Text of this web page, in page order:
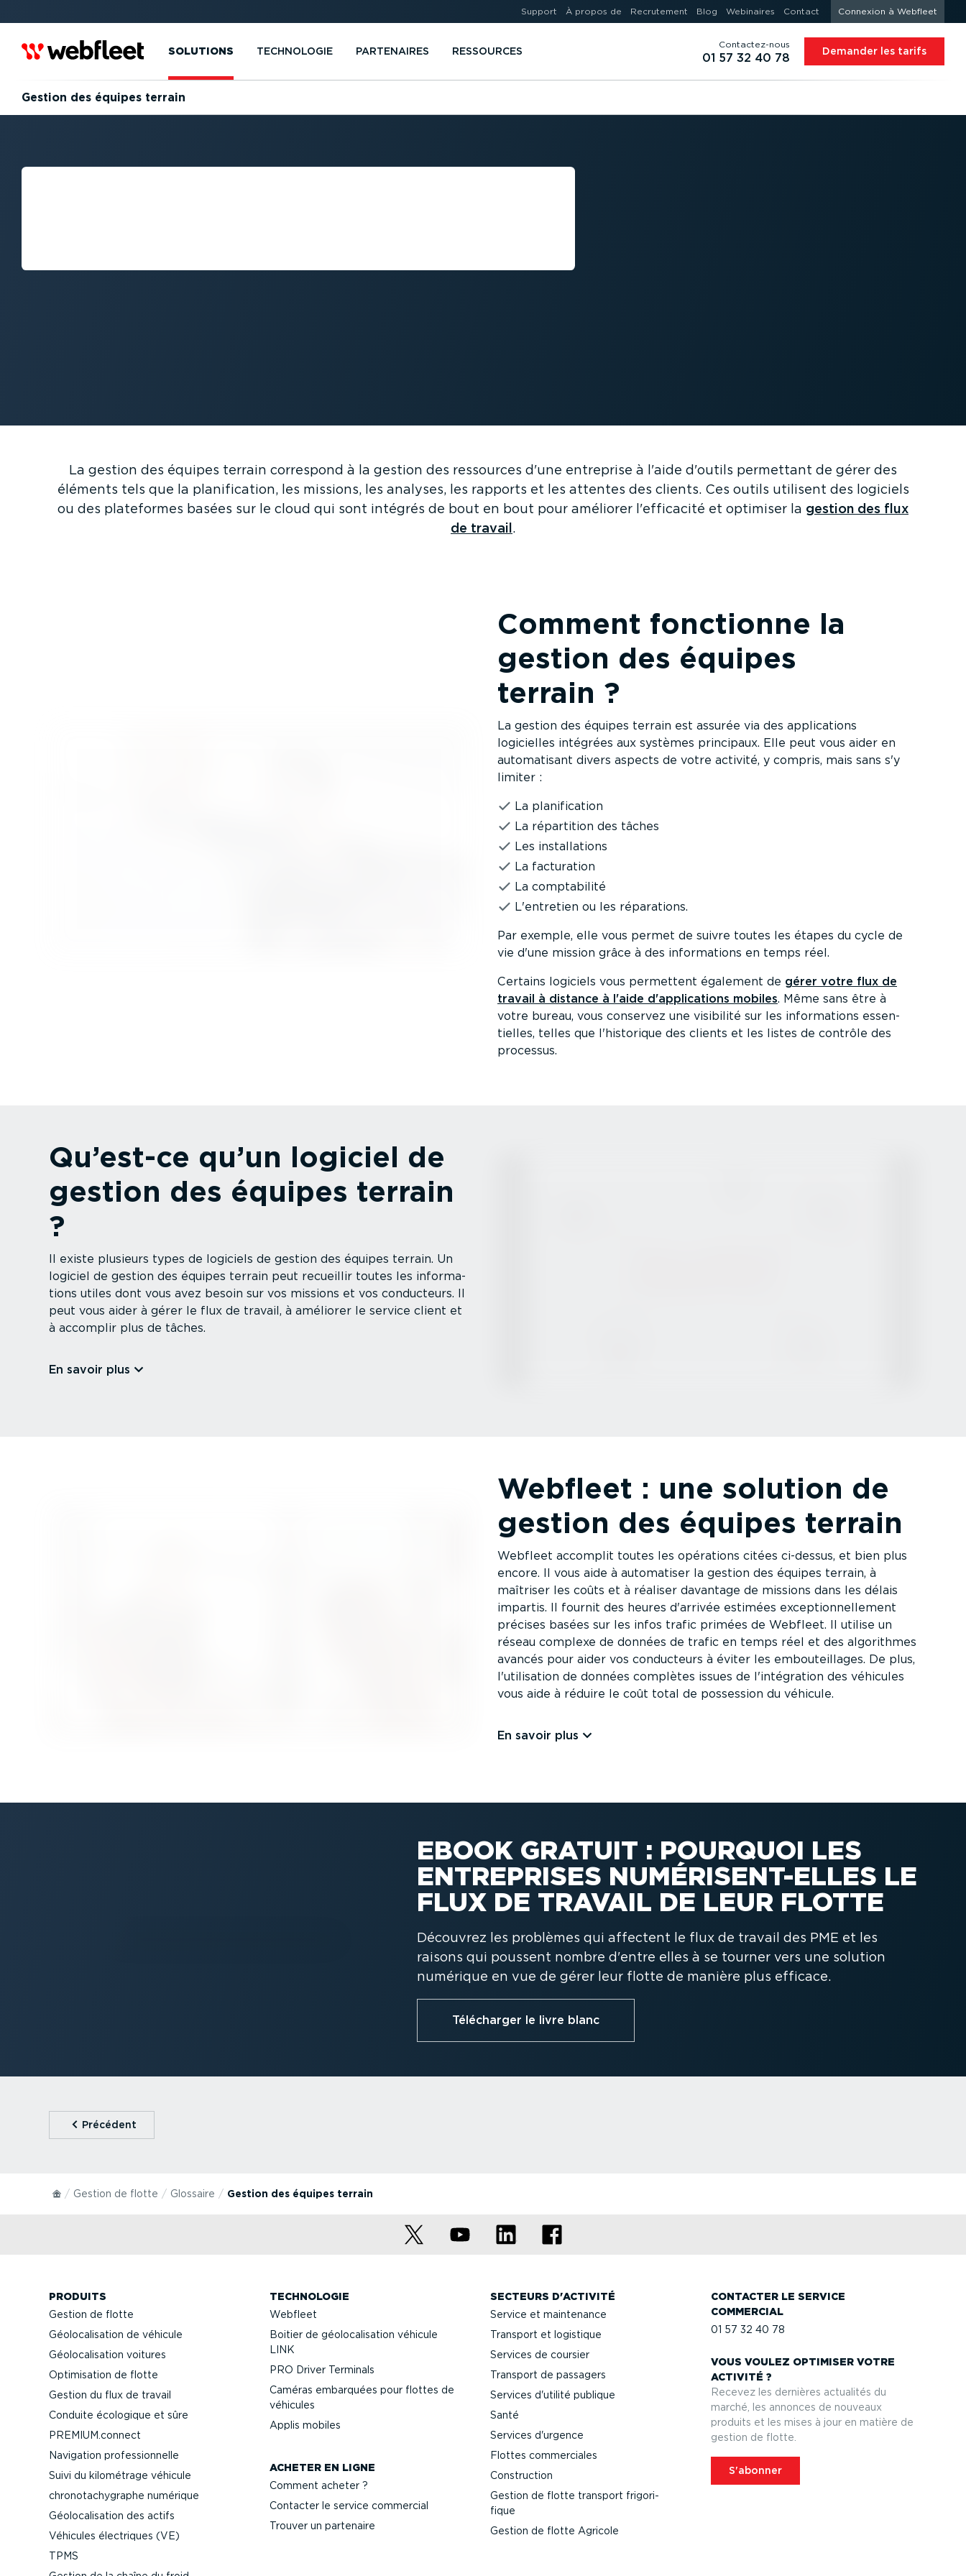
Support À propos de Recrutement Blog Webinaires Contact Connexion à Webfleet
SOLUTIONS TECHNOLOGIE PARTENAIRES RESSOURCES
Contac­tez-nous
01 57 32 40 78 Demander les tarifs
Gestion des équipes terrain
EN QUOI CONSISTE LA
La gestion des équipes terrain correspond à la gestion des ressources d'une entreprise à l'aide d'outils permettant de gérer des
éléments tels que la plani­fi­cation, les missions, les analyses, les rapports et les attentes des clients. Ces outils utilisent des logiciels
ou des plateformes basées sur le cloud qui sont intégrés de bout en bout pour améliorer l'efficacité et optimiser la gestion des flux
de travail .
Comment fonctionne la
gestion des équipes
terrain ?
La gestion des équipes terrain est assurée via des appli­ca­tions
logicielles intégrées aux systèmes principaux. Elle peut vous aider en
automa­tisant divers aspects de votre activité, y compris, mais sans s'y
limiter :
La plani­fi­cation
La répartition des tâches
Les instal­la­tions
La facturation
La compta­bilité
L'entretien ou les réparations.
Par exemple, elle vous permet de suivre toutes les étapes du cycle de
vie d'une mission grâce à des infor­ma­tions en temps réel.
Certains logiciels vous permettent également de gérer votre flux de
travail à distance à l'aide d'appli­ca­tions mobiles. Même sans être à
votre bureau, vous conservez une visibilité sur les infor­ma­tions essen­
tielles, telles que l'historique des clients et les listes de contrôle des
processus.
Qu’est-ce qu’un logiciel de
gestion des équipes terrain
?
Il existe plusieurs types de logiciels de gestion des équipes terrain. Un
logiciel de gestion des équipes terrain peut recueillir toutes les infor­ma­
tions utiles dont vous avez besoin sur vos missions et vos conducteurs. Il
peut vous aider à gérer le flux de travail, à améliorer le service client et
à accomplir plus de tâches.
En savoir plus
Webfleet : une solution de
gestion des équipes terrain
Webfleet accomplit toutes les opérations citées ci-dessus, et bien plus
encore. Il vous aide à automatiser la gestion des équipes terrain, à
maîtriser les coûts et à réaliser davantage de missions dans les délais
impartis. Il fournit des heures d'arrivée estimées excep­tion­nel­lement
précises basées sur les infos trafic primées de Webfleet. Il utilise un
réseau complexe de données de trafic en temps réel et des algorithmes
avancés pour aider vos conducteurs à éviter les embou­teillages. De plus,
l'utilisation de données complètes issues de l'intégration des véhicules
vous aide à réduire le coût total de possession du véhicule.
En savoir plus
EBOOK GRATUIT : POURQUOI LES
ENTREPRISES NUMÉRI­SENT-ELLES LE
FLUX DE TRAVAIL DE LEUR FLOTTE
Découvrez les problèmes qui affectent le flux de travail des PME et les
raisons qui poussent nombre d'entre elles à se tourner vers une solution
numérique en vue de gérer leur flotte de manière plus efficace.
Télécharger le livre blanc
⁠Précédent
Gestion de flotte Glossaire Gestion des équipes terrain
PRODUITS
Gestion de flotte
Géolo­ca­li­sation de véhicule
Géolo­ca­li­sation voitures
Optimi­sation de flotte
Gestion du flux de travail
Conduite écologique et sûre
PREMIUM.connect
Navigation profes­sion­nelle
Suivi du kilométrage véhicule
chrono­ta­chy­graphe numérique
Géolo­ca­li­sation des actifs
Véhicules électriques (VE)
TPMS
TECHNOLOGIE
Webfleet
Boitier de géolo­ca­li­sation véhicule
LINK
PRO Driver Terminals
Caméras embarquées pour flottes de
véhicules
Applis mobiles
ACHETER EN LIGNE
Comment acheter ?
Contacter le service commercial
Trouver un partenaire
SECTEURS D'ACTIVITÉ
Service et maintenance
Transport et logistique
Services de coursier
Transport de passagers
Services d'utilité publique
Santé
Services d'urgence
Flottes commer­ciales
Construction
Gestion de flotte transport frigo­ri­
fique
Gestion de flotte Agricole
CONTACTER LE SERVICE
COMMERCIAL
01 57 32 40 78
VOUS VOULEZ OPTIMISER VOTRE
ACTIVITÉ ?
Recevez les dernières actualités du
marché, les annonces de nouveaux
produits et les mises à jour en matière de
gestion de flotte.
S'abonner